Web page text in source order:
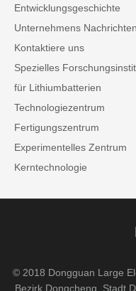
Entwicklungsgeschichte
Unternehmens Nachrichten
Kontaktiere uns
Spezielles
für Lithiumbatterien
Technologiezentrum
Fertigungszentrum
Experimentelles Zentrum
Kerntechnologie
© 2018 Dongguan Large
Bezirk Dongcheng, Stadt